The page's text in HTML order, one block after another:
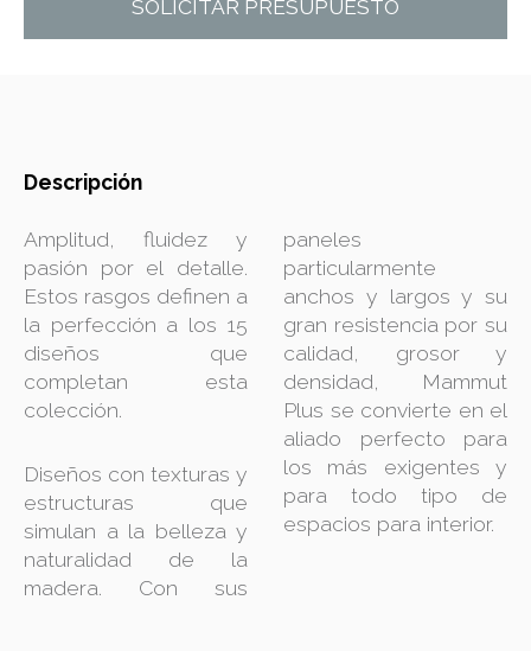
SOLICITAR PRESUPUESTO
Descripción
Amplitud, fluidez y
pasión por el detalle.
Estos rasgos definen a
la perfección a los 15
diseños que
completan esta
colección.
Diseños con texturas y
estructuras que
simulan a la belleza y
naturalidad de la
madera. Con sus
paneles
particularmente
anchos y largos y su
gran resistencia por su
calidad, grosor y
densidad, Mammut
Plus se convierte en el
aliado perfecto para
los más exigentes y
para todo tipo de
espacios para interior.